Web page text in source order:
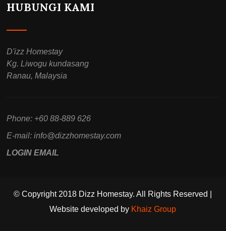
HUBUNGI KAMI
D'izz Homestay
Kg. Liwogu kundasang
Ranau, Malaysia
Phone: +60 88-889 626
E-mail:info@dizzhomestay.com
LOGIN EMAIL
© Copyright 2018 Dizz Homestay. All Rights Reserved |
Website developed by Khaiz Group